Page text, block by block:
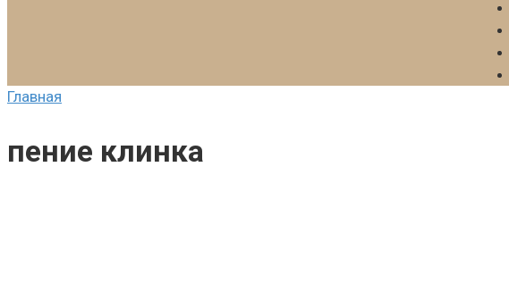
Главная
пение клинка